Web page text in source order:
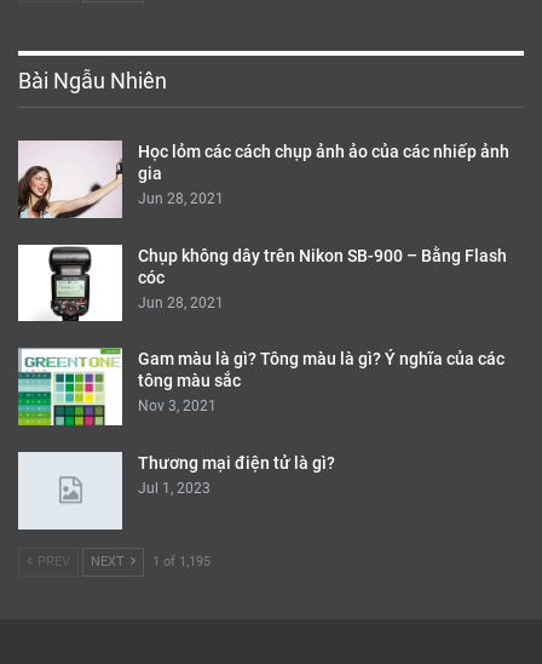
Bài Ngẫu Nhiên
Học lỏm các cách chụp ảnh ảo của các nhiếp ảnh
gia
Jun 28, 2021
Chụp không dây trên Nikon SB-900 – Bằng Flash
cóc
Jun 28, 2021
Gam màu là gì? Tông màu là gì? Ý nghĩa của các
tông màu sắc
Nov 3, 2021
Thương mại điện tử là gì?
Jul 1, 2023
PREV NEXT 1 of 1,195